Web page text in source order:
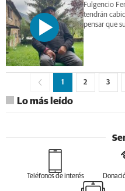
Fulgencio
tendrán
pensar que
1 2 3
Lo más leído
Teléfonos de interés